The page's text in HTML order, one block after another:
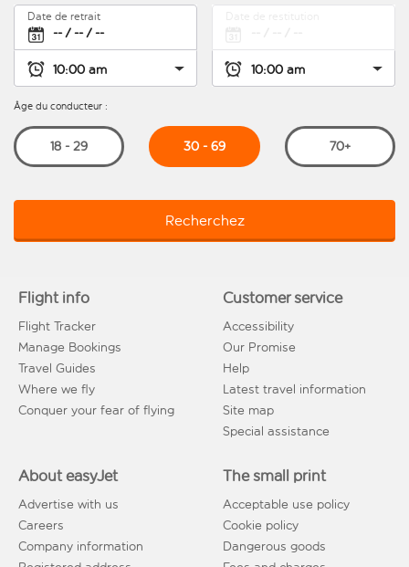
Date de retrait
Âge du conducteur :
18 - 29 30 - 69 70+
Recherchez
Flight info
Flight Tracker
Manage Bookings
Travel Guides
Where we fly
Conquer your fear of flying
Customer service
Accessibility
Our Promise
Help
Latest travel information
Site map
Special assistance
About easyJet
Advertise with us
Careers
Company information
The small print
Acceptable use policy
Cookie policy
Dangerous goods